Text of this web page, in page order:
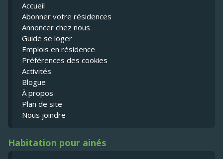
Accueil
Abonner votre résidences
Annoncer chez nous
Guide se loger
Emplois en résidence
Préférences des cookies
Activités
Blogue
À propos
Plan de site
Nous joindre
Habitation pour ainés